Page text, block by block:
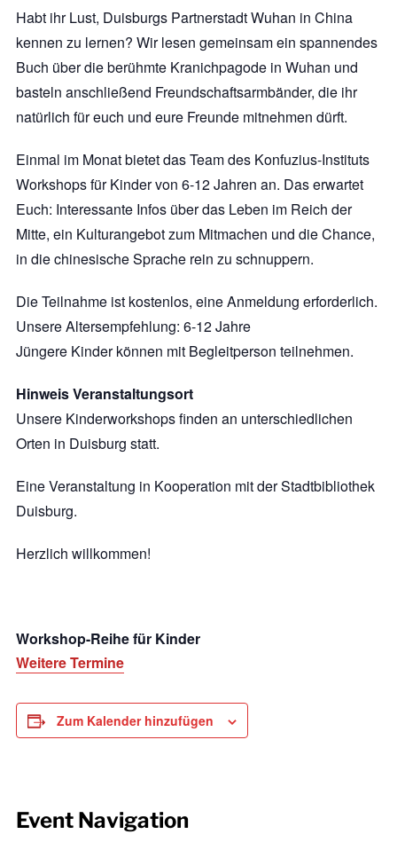
Habt ihr Lust, Duisburgs Partnerstadt Wuhan in China
kennen zu lernen? Wir lesen gemeinsam ein spannendes
Buch über die berühmte Kranichpagode in Wuhan und
basteln anschließend Freundschaftsarmbänder, die ihr
natürlich für euch und eure Freunde mitnehmen dürft.
Einmal im Monat bietet das Team des Konfuzius-Instituts
Workshops für Kinder von 6-12 Jahren an. Das erwartet
Euch: Interessante Infos über das Leben im Reich der
Mitte, ein Kulturangebot zum Mitmachen und die Chance,
in die chinesische Sprache rein zu schnuppern.
Die Teilnahme ist kostenlos, eine Anmeldung erforderlich.
Unsere Altersempfehlung: 6-12 Jahre
Jüngere Kinder können mit Begleitperson teilnehmen.
Hinweis Veranstaltungsort
Unsere Kinderworkshops finden an unterschiedlichen
Orten in Duisburg statt.
Eine Veranstaltung in Kooperation mit der Stadtbibliothek
Duisburg.
Herzlich willkommen!
Workshop-Reihe für Kinder
Weitere Termine
Zum Kalender hinzufügen
Event Navigation